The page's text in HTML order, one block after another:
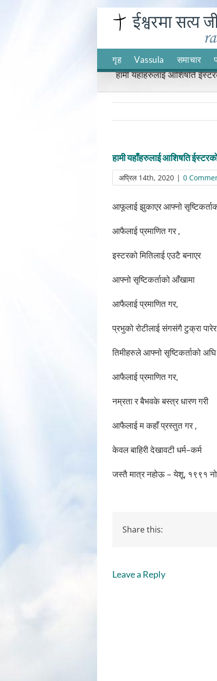
गृह Vassula समाचार
हामी यहाँहरुलाई आशिषति
हामी यहाँहरुलाई आशिषति
अप्रिल 14th, 2020 | 0
आफूलाई झुकाएर आफ्नो
आफैलाई प्रमाणित गर ,
इस्टरको मितिलाई एउटै बनाएर
आफ्नो सृष्टिकर्ताको आँखामा
आफैलाई प्रमाणित गर,
प्रभुको रोटीलाई संगसंगै टुक्रा पारेर
तिमीहरुले आफ्नो सृष्टिकर्ताको अघि
आफैलाई प्रमाणित गर,
नम्रता र बैभवके बस्त्र धारण गरी
आफैलाई म कहाँ प्रस्तुत गर ,
केवल बाहिरी देखावटी धर्म–कर्म
जस्तै मात्र नहोऊ – येशू, १९९१
Share this:
Leave a Reply